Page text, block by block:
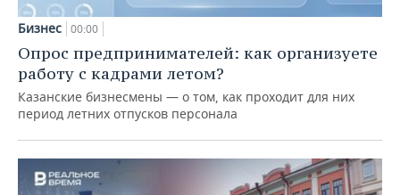
Бизнес 00:00
Опрос предпринимателей: как организуете
работу с кадрами летом?
Казанские бизнесмены — о том, как проходит для них
период летних отпусков персонала